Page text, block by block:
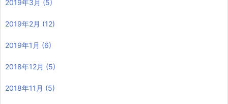
2019年3月 (5)
2019年2月 (12)
2019年1月 (6)
2018年12月 (5)
2018年11月 (5)